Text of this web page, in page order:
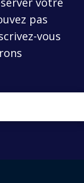
pas
vous